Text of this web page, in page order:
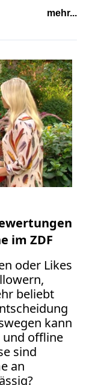
mehr...
im ZDF
oder Likes
beliebt
kann
und offline
sind
an